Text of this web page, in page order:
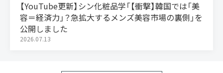
【YouTube更新】シン化粧品学「【衝撃】韓国では「美
容＝経済力」？急拡大するメンズ美容市場の裏側」を
公開しました
2026.07.13